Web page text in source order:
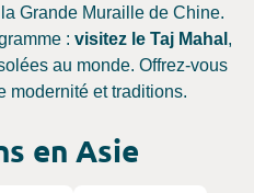
Grande Muraille de Chine.
: visitez le Taj Mahal ,
au monde. Offrez-vous
modernité et traditions.
en Asie